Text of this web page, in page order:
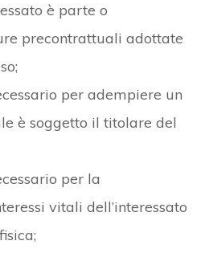
è parte o
precontrattuali adottate
per adempiere un
è soggetto il titolare del
per la
vitali dell’interessato